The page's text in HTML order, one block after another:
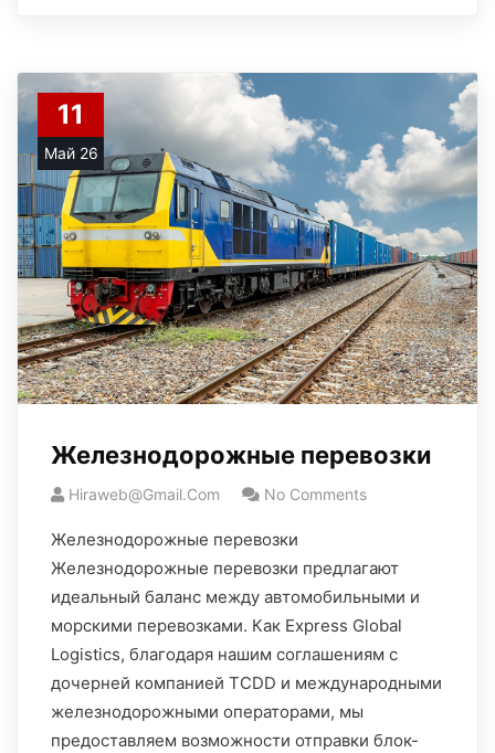
11
Май 26
Железнодорожные перевозки
Hiraweb@gmail.com No Comments
Железнодорожные перевозки
Железнодорожные перевозки предлагают
идеальный баланс между автомобильными и
морскими перевозками. Как Express Global
Logistics, благодаря нашим соглашениям с
дочерней компанией TCDD и международными
железнодорожными операторами, мы
предоставляем возможности отправки блок-